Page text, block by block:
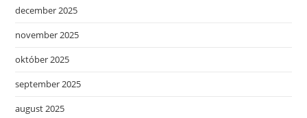
december 2025
november 2025
október 2025
september 2025
august 2025